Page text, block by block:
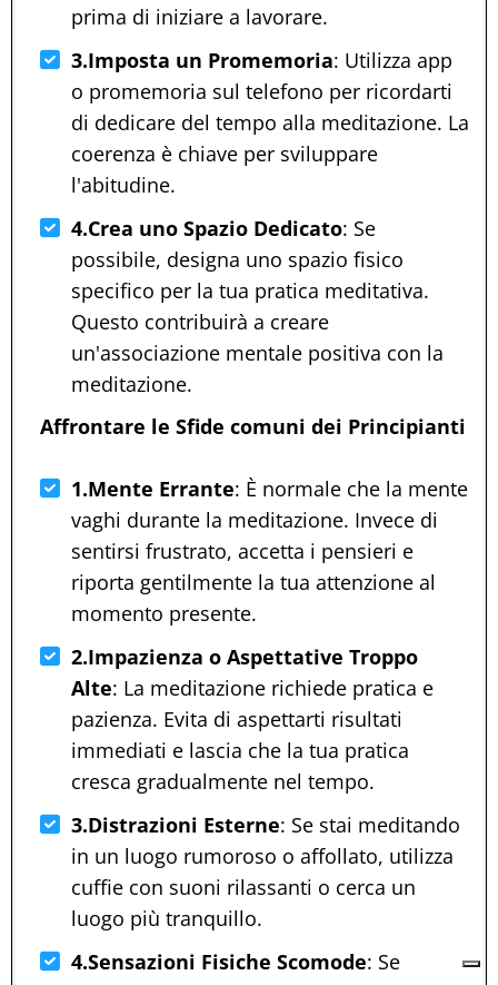
prima di iniziare a lavorare.
3.Imposta un Promemoria: Utilizza app
o promemoria sul telefono per ricordarti
di dedicare del tempo alla meditazione. La
coerenza è chiave per sviluppare
l'abitudine.
4.Crea uno Spazio Dedicato: Se
possibile, designa uno spazio fisico
specifico per la tua pratica meditativa.
Questo contribuirà a creare
un'associazione mentale positiva con la
meditazione.
Affrontare le Sfide comuni dei Principianti
1.Mente Errante: È normale che la mente
vaghi durante la meditazione. Invece di
sentirsi frustrato, accetta i pensieri e
riporta gentilmente la tua attenzione al
momento presente.
2.Impazienza o Aspettative Troppo
Alte: La meditazione richiede pratica e
pazienza. Evita di aspettarti risultati
immediati e lascia che la tua pratica
cresca gradualmente nel tempo.
3.Distrazioni Esterne: Se stai meditando
in un luogo rumoroso o affollato, utilizza
cuffie con suoni rilassanti o cerca un
luogo più tranquillo.
4.Sensazioni Fisiche Scomode: Se